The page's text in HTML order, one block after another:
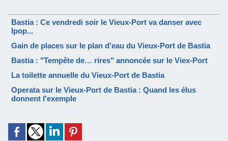
Bastia : Ce vendredi soir le Vieux-Port va danser avec
Ipop...
Gain de places sur le plan d'eau du Vieux-Port de Bastia
Bastia : "Tempête de… rires" annoncée sur le Viex-Port
La toilette annuelle du Vieux-Port de Bastia
Operata sur le Vieux-Port de Bastia : Quand les élus
donnent l'exemple